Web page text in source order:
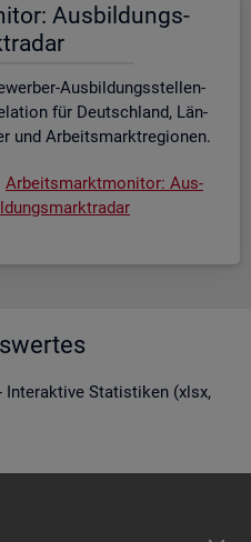
Aus­bil­dungs­
Aus­bil­dungs­stel­len-
für Deutsch­land, Län­
und Ar­beits­markt­re­gio­nen.
Ar­beits­markt­mo­ni­tor: Aus­
Statistiken (xlsx,